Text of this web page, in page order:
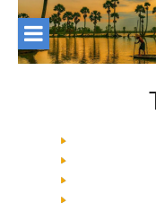
Skip
content